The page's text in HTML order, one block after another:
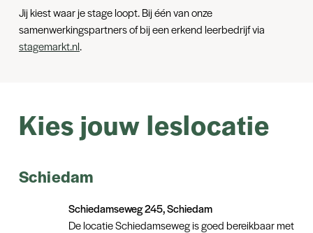
Jij kiest waar je stage loopt. Bij één van onze
samenwerkingspartners of bij een erkend leerbedrijf via
stagemarkt.nl.
Kies jouw leslocatie
Schiedam
Schiedamseweg 245, Schiedam
De locatie Schiedamseweg is goed bereikbaar met